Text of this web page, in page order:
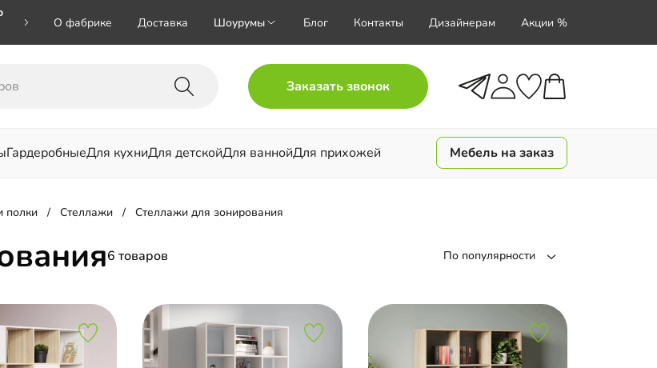
О фабрике Доставка Шоурумы Блог Контакты Дизайнерам Акции %
Заказать звонок
ГардеробныеДля кухниДля детскойДля ваннойДля прихожей Мебель на заказ
полки Стеллажи Стеллажи для зонирования
6 товаров По популярности